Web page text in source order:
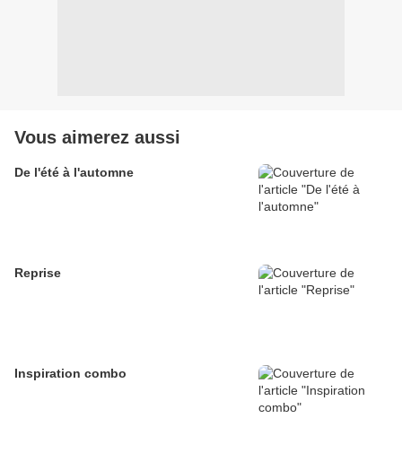
Vous aimerez aussi
De l'été à l'automne
Reprise
Inspiration combo